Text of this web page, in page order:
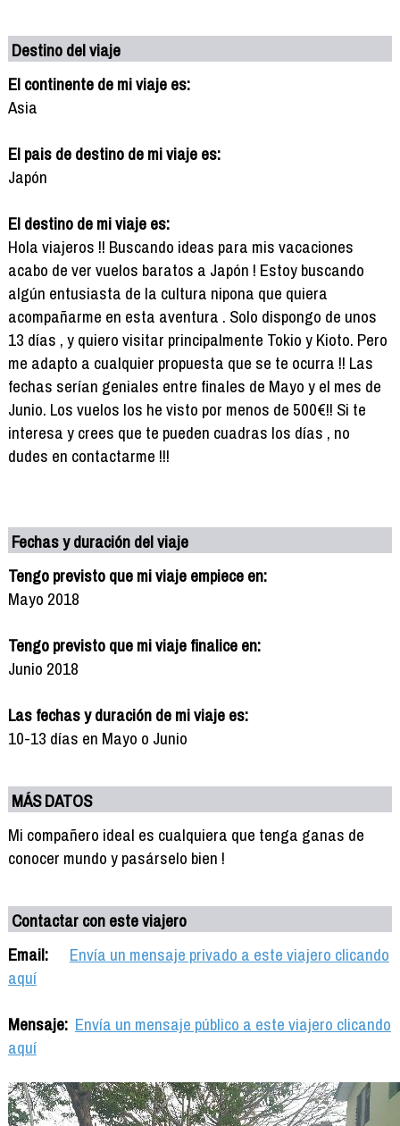
Destino del viaje
El continente de mi viaje es:
Asia
El pais de destino de mi viaje es:
Japón
El destino de mi viaje es:
Hola viajeros !! Buscando ideas para mis vacaciones
acabo de ver vuelos baratos a Japón ! Estoy buscando
algún entusiasta de la cultura nipona que quiera
acompañarme en esta aventura . Solo dispongo de unos
13 días , y quiero visitar principalmente Tokio y Kioto. Pero
me adapto a cualquier propuesta que se te ocurra !! Las
fechas serían geniales entre finales de Mayo y el mes de
Junio. Los vuelos los he visto por menos de 500€!! Si te
interesa y crees que te pueden cuadras los días , no
dudes en contactarme !!!
Fechas y duración del viaje
Tengo previsto que mi viaje empiece en:
Mayo 2018
Tengo previsto que mi viaje finalice en:
Junio 2018
Las fechas y duración de mi viaje es:
10-13 días en Mayo o Junio
MÁS DATOS
Mi compañero ideal es cualquiera que tenga ganas de
conocer mundo y pasárselo bien !
Contactar con este viajero
Email:
Envía un mensaje privado a este viajero clicando
aquí
Mensaje: Envía un mensaje público a este viajero clicando
aquí